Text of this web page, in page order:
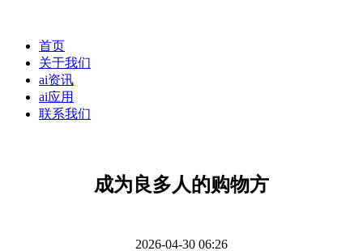
首页
关于我们
ai资讯
ai应用
联系我们
成为良多人的购物方
2026-04-30 06:26